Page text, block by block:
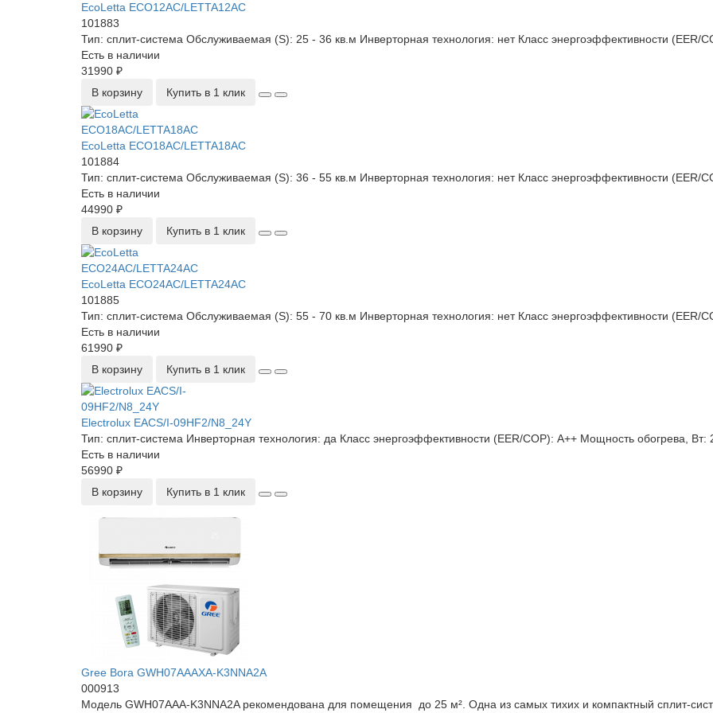
EcoLetta ECO12AС/LETTA12AС
101883
Тип: сплит-система Обслуживаемая (S): 25 - 36 кв.м Инверторная технология: нетКласс энергоэффективности (EER/
Есть в наличии
31990 ₽
В корзину
Купить в 1 клик
EcoLetta ECO18AС/LETTA18AС
101884
Тип: сплит-система Обслуживаемая (S): 36 - 55 кв.м Инверторная технология: нетКласс энергоэффективности (EER/
Есть в наличии
44990 ₽
В корзину
Купить в 1 клик
EcoLetta ECO24AС/LETTA24AС
101885
Тип: сплит-система Обслуживаемая (S): 55 - 70 кв.м Инверторная технология: нетКласс энергоэффективности (EER/
Есть в наличии
61990 ₽
В корзину
Купить в 1 клик
Electrolux EACS/I-09HF2/N8_24Y
Тип: сплит-система Инверторная технология: да Класс энергоэффективности (EER/COP): A++ Мощность обогрева, Вт:
Есть в наличии
56990 ₽
В корзину
Купить в 1 клик
Gree Bora GWH07AAAXA-K3NNA2A
000913
Модель GWH07AAA-K3NNA2A рекомендована для помещения до 25 м². Одна из самых тихих и компактный сплит-